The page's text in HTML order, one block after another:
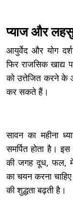
प्याज और
आयुर्वेद और योग
फिर राजसिक खाद्य
को उत्तेजित करने के
कर सकते हैं।
सावन का महीना
समर्पित होता है।
की जगह दूध, फल,
का चयन करना
की शुद्धता बढ़ती है।